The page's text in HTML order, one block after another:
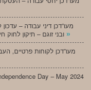
מעו”דכן דיני עבודה –
»
מעו”דכן לקוחות פרטיים,
Day – May 2024